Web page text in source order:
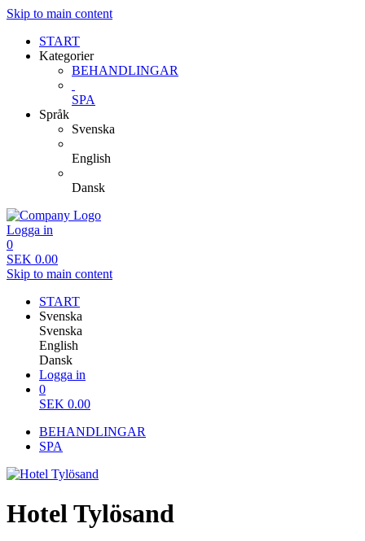
Skip to main content
START
Kategorier
BEHANDLINGAR
SPA
Språk
Svenska
English
Dansk
Logga in
0
SEK 0.00
Skip to main content
START
Svenska
Svenska
English
Dansk
Logga in
0
SEK 0.00
BEHANDLINGAR
SPA
Hotel Tylösand